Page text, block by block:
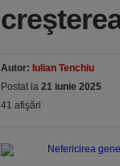
Autor: Iulian Tenchiu
Postat la 21 iunie 2025
41 afişări